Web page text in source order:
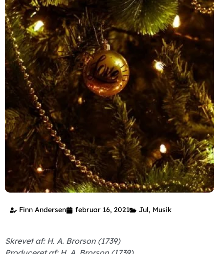
Finn Andersen februar 16, 2021 Jul, Musik
Skrevet af: H. A. Brorson (1739)